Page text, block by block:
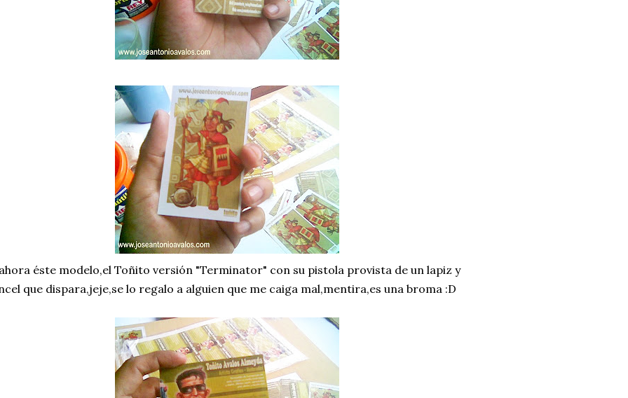
éste modelo,el Toñito versión "Terminator" con su pistola provista de un lapiz y
que dispara,jeje,se lo regalo a alguien que me caiga mal,mentira,es una broma :D